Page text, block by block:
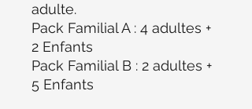
adulte.
Pack Familial A : 4 adultes +
2 Enfants
Pack Familial B : 2 adultes +
5 Enfants